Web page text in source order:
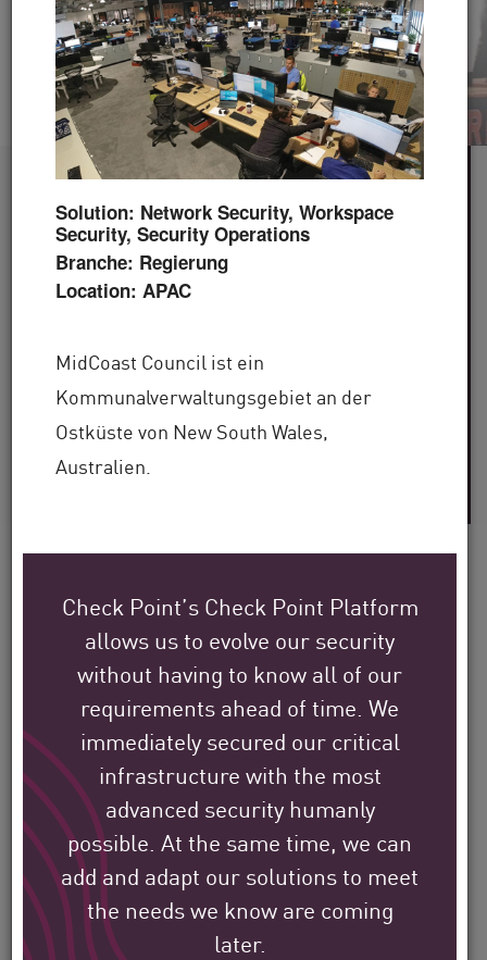
Solution: Network Security, Workspace
Security, Security Operations
Branche: Regierung
Location: APAC
MidCoast Council ist ein
Kommunalverwaltungsgebiet an der
Ostküste von New South Wales,
Australien.
Check Point’s Check Point Platform
allows us to evolve our security
without having to know all of our
requirements ahead of time. We
immediately secured our critical
infrastructure with the most
advanced security humanly
possible. At the same time, we can
add and adapt our solutions to meet
the needs we know are coming
later.
Jetzt lesen Video ansehen
60+
Betreute Branchen
100.000+
Kunden weltweit
30+
Jahre Branchenerfahrung
So schützen
Check Point Kunden ihre
Umgebung in aller Welt.
Wir haben es uns zur Aufgabe gemacht,
zum Schutz der größten Unternehmen,
Behörden und Serviceanbieter der ganzen
Welt beizutragen.